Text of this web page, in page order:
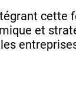
cette
et